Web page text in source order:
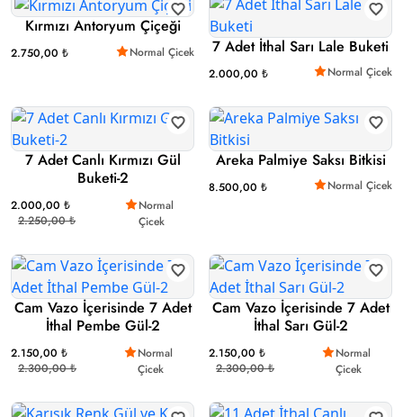
Kırmızı Antoryum Çiçeği
2.750,00 ₺ Normal Çicek 7 Adet İthal Sarı Lale Buketi
2.000,00 ₺ Normal Çicek
7 Adet Canlı Kırmızı Gül
Buketi-2
2.000,00 ₺
2.250,00 ₺
Normal
Çicek
Areka Palmiye Saksı Bitkisi
8.500,00 ₺ Normal Çicek
Cam Vazo İçerisinde 7 Adet
İthal Pembe Gül-2
2.150,00 ₺
2.300,00 ₺
Normal
Çicek
Cam Vazo İçerisinde 7 Adet
İthal Sarı Gül-2
2.150,00 ₺
2.300,00 ₺
Normal
Çicek